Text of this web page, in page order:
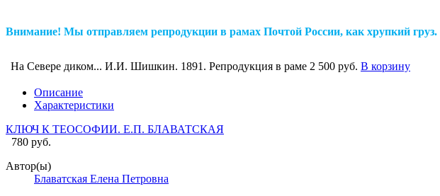
Внимание! Мы отправляем репродукции в рамах Почтой России, как хрупкий груз.
На Севере диком... И.И. Шишкин. 1891. Репродукция в раме 2 500 руб. В корзину
Описание
Характеристики
КЛЮЧ К ТЕОСОФИИ. Е.П. БЛАВАТСКАЯ
780 руб.
Автор(ы)
Блаватская Елена Петровна